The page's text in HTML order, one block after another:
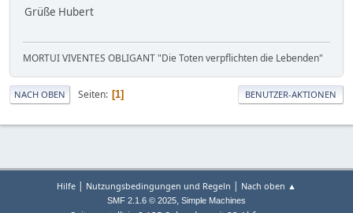
Grüße Hubert
MORTUI VIVENTES OBLIGANT "Die Toten verpflichten die Lebenden"
NACH OBEN Seiten 1 BENUTZER-AKTIONEN
Hilfe | Nutzungsbedingungen und Regeln | Nach oben ▲
SMF 2.1.6 © 2025, Simple Machines